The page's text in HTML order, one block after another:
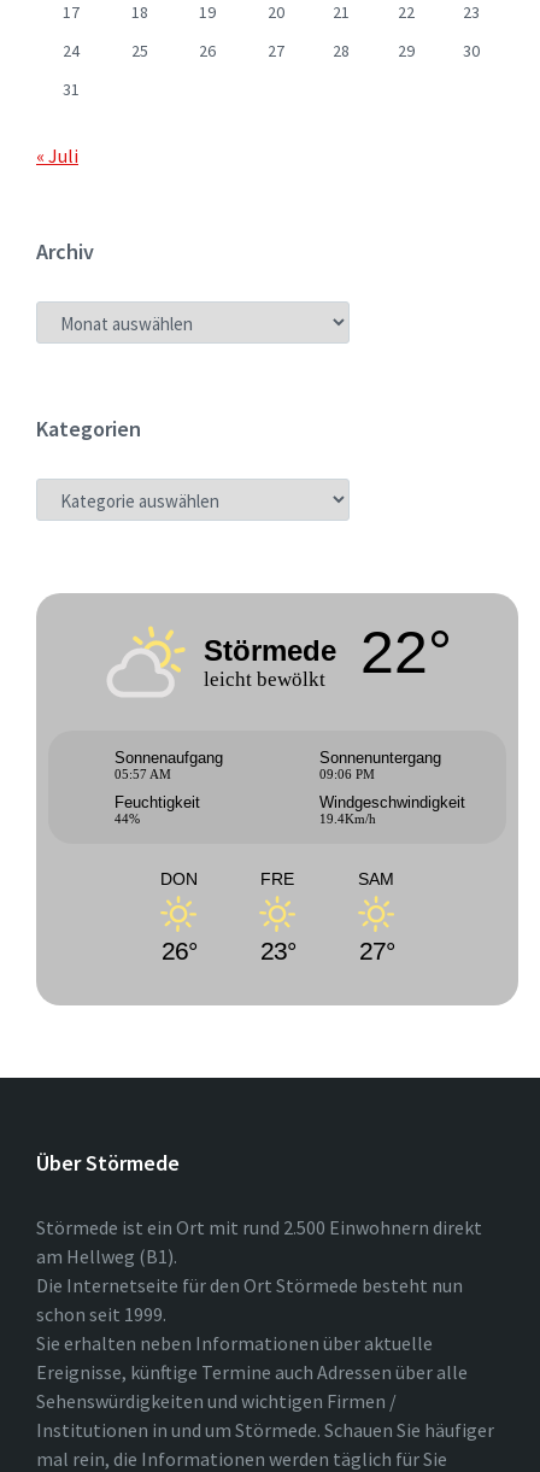
17
18 19 20 21 22
23
24
25 26 27 28 29
30
31
« Juli
Archiv
ARCHIV
Kategorien
KATEGORIEN
Störmede
leicht bewölkt 22°
Sonnenaufgang
05:57 AM
Sonnenuntergang
09:06 PM
Feuchtigkeit
44%
Windgeschwindigkeit
19.4Km/h
DON
26°
FRE
23°
SAM
27°
Über Störmede
Störmede ist ein Ort mit rund 2.500 Einwohnern direkt
am Hellweg (B1).
Die Internetseite für den Ort Störmede besteht nun
schon seit 1999.
Sie erhalten neben Informationen über aktuelle
Ereignisse, künftige Termine auch Adressen über alle
Sehenswürdigkeiten und wichtigen Firmen /
Institutionen in und um Störmede. Schauen Sie häufiger
mal rein, die Informationen werden täglich für Sie